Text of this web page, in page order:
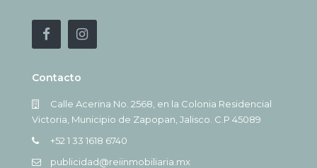
Contacto
Calle Acerina No. 2568, en la Colonia Residencial
Victoria, Municipio de Zapopan, Jalisco. C.P 45089
+52 1 33 1618 6740
publicidad@reiinmobiliaria.mx